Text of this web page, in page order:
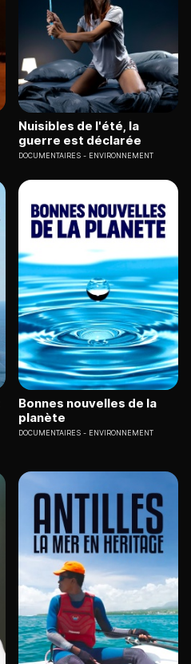
Nuisibles de l'été, la
guerre est déclarée
DOCUMENTAIRES ENVIRONNEMENT
Bonnes nouvelles de la
planète
DOCUMENTAIRES ENVIRONNEMENT